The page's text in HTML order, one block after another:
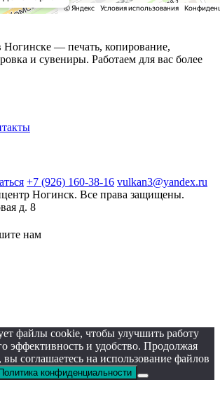
— печать, копирование,
и сувениры. Работаем для вас более
+7 (926) 160-38-16 vulkan3@yandex.ru
Ногинск. Все права защищены.
д. 8
нам
файлы cookie, чтобы улучшить работу
эффективность и удобство. Продолжая
вы соглашаетесь на использование файлов
Политика конфиденциальности